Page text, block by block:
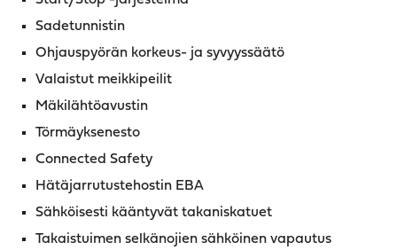
Sadetunnistin
Ohjauspyörän korkeus- ja syvyyssäätö
Valaistut meikkipeilit
Mäkilähtöavustin
Törmäyksenesto
Connected Safety
Hätäjarrutustehostin EBA
Sähköisesti kääntyvät takaniskatuet
Takaistuimen selkänojien sähköinen vapautus